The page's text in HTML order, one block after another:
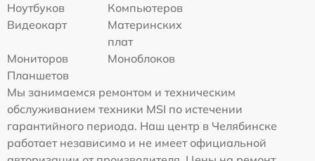
Ноутбуков
Компьютеров
Видеокарт
Материнских
плат
Мониторов
Моноблоков
Планшетов
Мы занимаемся ремонтом и техническим
обслуживанием техники MSI по истечении
гарантийного периода. Наш центр в Челябинске
работает независимо и не имеет официальной